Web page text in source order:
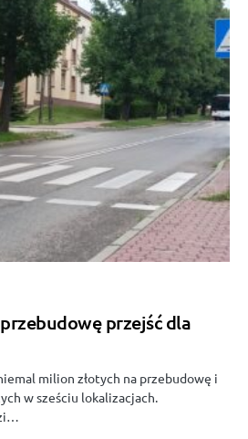
przejść dla
milion złotych na przebudowę i
w sześciu lokalizacjach.